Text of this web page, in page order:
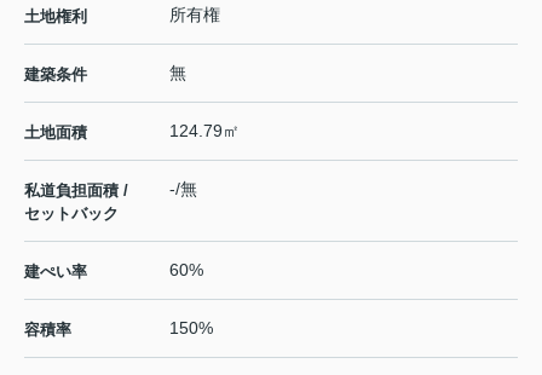
土地権利 所有権
建築条件 無
土地面積 124.79㎡
私道負担面積 /
セットバック
-/無
建ぺい率 60%
容積率 150%